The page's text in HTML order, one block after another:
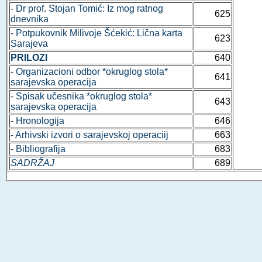
- Dr prof. Stojan Tomić: Iz mog ratnog
dnevnika
625
- Potpukovnik Milivoje Šćekić: Lična karta
Sarajeva
623
PRILOZI
640
- Organizacioni odbor *okruglog stola*
sarajevska operacija
641
- Spisak učesnika *okruglog stola*
sarajevska operacija
643
- Hronologija
646
- Arhivski izvori o sarajevskoj operaciij
663
- Bibliografija
683
SADRŽAJ
689